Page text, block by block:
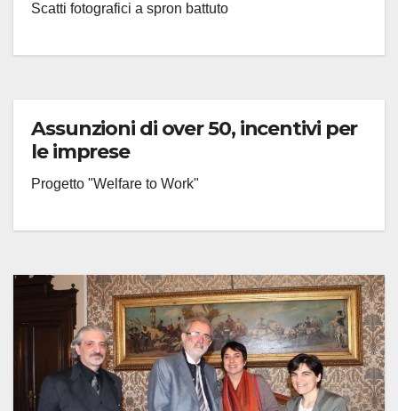
Scatti fotografici a spron battuto
Assunzioni di over 50, incentivi per
le imprese
Progetto "Welfare to Work"